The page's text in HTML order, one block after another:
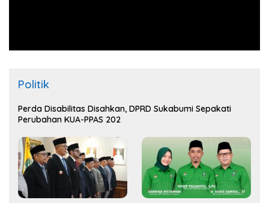
Politik
Perda Disabilitas Disahkan, DPRD Sukabumi Sepakati
Perubahan KUA-PPAS 202